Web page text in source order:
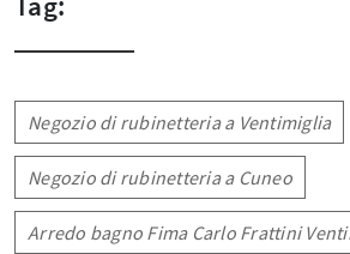
Negozio di rubinetteria a Ventimiglia
Negozio di rubinetteria a Cuneo
Arredo bagno Fima Carlo Frattini